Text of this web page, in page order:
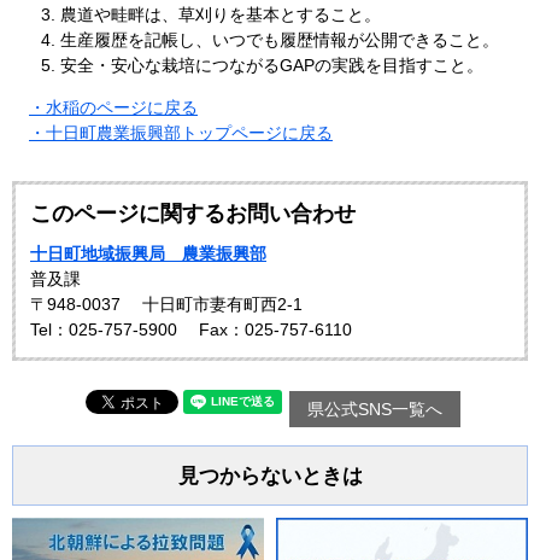
農道や畦畔は、草刈りを基本とすること。
生産履歴を記帳し、いつでも履歴情報が公開できること。
安全・安心な栽培につながるGAPの実践を目指すこと。
・水稲のページに戻る
・ 十日町農業振興部トップページに戻る
このページに関するお問い合わせ
十日町地域振興局 農業振興部
普及課
〒948-0037
十日町市妻有町西2-1
Tel：025-757-5900
Fax：025-757-6110
県公式SNS一覧へ
見つからないときは